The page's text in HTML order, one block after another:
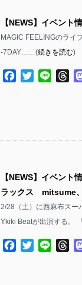
【NEWS】イベント
MAGIC FEELINGのライ
-7DAY……(続きを読む)
Facebook
TwitterLine
【NEWS】イベン
ラックス mitsume
2/28（土）に西麻布スー
Ykiki Beatが出演する。
Facebook
TwitterLine